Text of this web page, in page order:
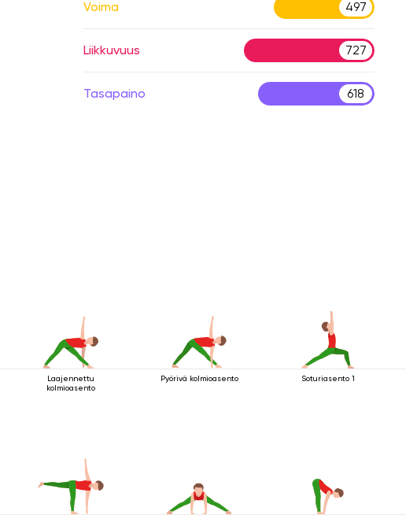
Voima 497
Liikkuvuus 727
Tasapaino 618
Laajennettu
kolmioasento
Pyörivä kolmioasento Soturiasento 1